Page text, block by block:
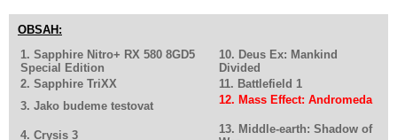
OBSAH:
1. Sapphire Nitro+ RX 580 8GD5
Special Edition
10. Deus Ex: Mankind
Divided
2. Sapphire TriXX
11. Battlefield 1
3. Jako budeme testovat
12. Mass Effect: Andromeda
4. Crysis 3
13. Middle-earth: Shadow of